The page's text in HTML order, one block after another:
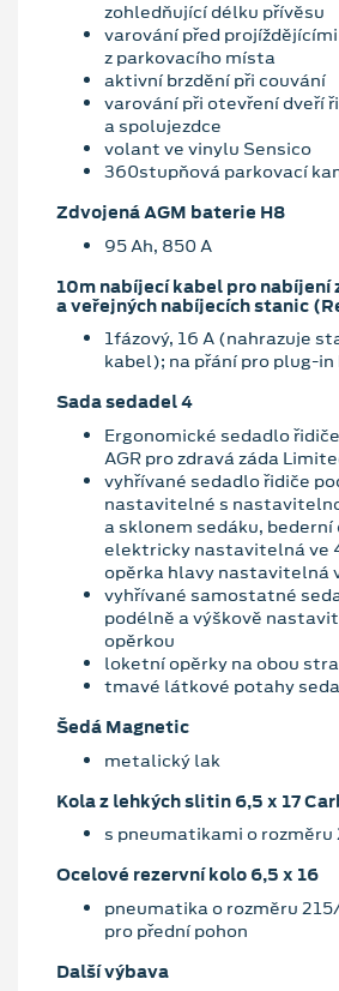
zohledňující délku přívěsu
varování před
z parkovacího místa
aktivní brzdění při couvání
varování při otevření dveří
a spolujezdce
volant ve vinylu Sensico
360stupňová parkovací
Zdvojená AGM baterie H8
95 Ah, 850 A
10m nabíjecí kabel pro nabíjení
a veřejných nabíjecích stanic
1fázový, 16 A (nahrazuje
kabel); na přání pro plug-in
Sada sedadel 4
Ergonomické sedadlo
AGR pro zdravá záda
vyhřívané sedadlo řidiče
nastavitelné s
a sklonem sedáku, bederní
elektricky nastavitelná ve
opěrka hlavy nastavitelná
vyhřívané samostatné
podélně a výškově
opěrkou
loketní opěrky na obou
tmavé látkové potahy
Šedá Magnetic
metalický lak
Kola z lehkých slitin 6,5 x 17
s pneumatikami o rozměru
Ocelové rezervní kolo 6,5 x 16
pneumatika o rozměru
pro přední pohon
Další výbava